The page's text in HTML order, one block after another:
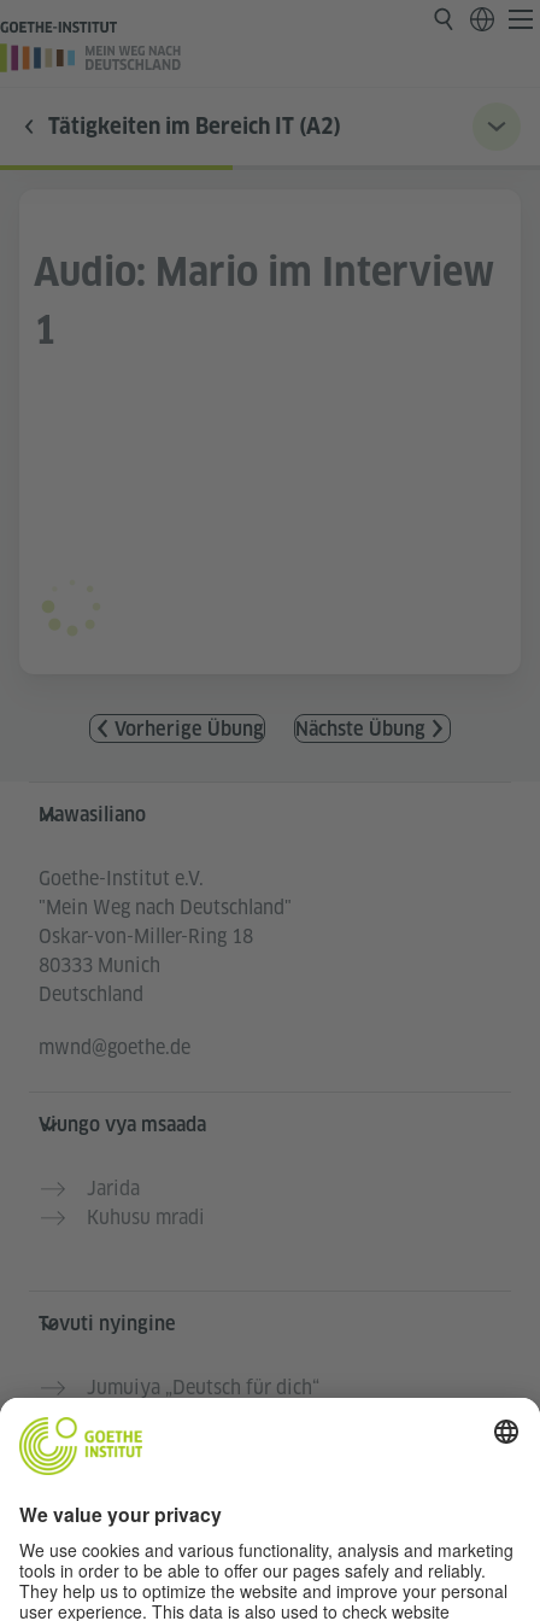
Tätigkeiten im Bereich IT (A2)
Audio: Mario im Interview
1
Vorherige Übung Nächste Übung
Service- und Informationsbereich
Mawasiliano
Goethe-Institut e.V.
"Mein Weg nach Deutschland"
Oskar-von-Miller-Ring 18
80333 Munich
Deutschland
mwnd@goethe.de
Viungo vya msaada
Jarida
Kuhusu mradi
Tovuti nyingine
Jumuiya „Deutsch für dich“
Kozi za Kijerumani za Goethe-Institut
Faragha na Ufikiaji